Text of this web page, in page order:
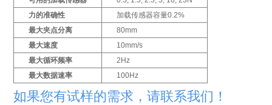
力的准确性
加载传感器容量0.2%
最大夹点分离
80mm
最大速度
10mm/s
最大循环频率
2Hz
最大数据速率
100Hz
如果您有试样的需求，请联系我们！